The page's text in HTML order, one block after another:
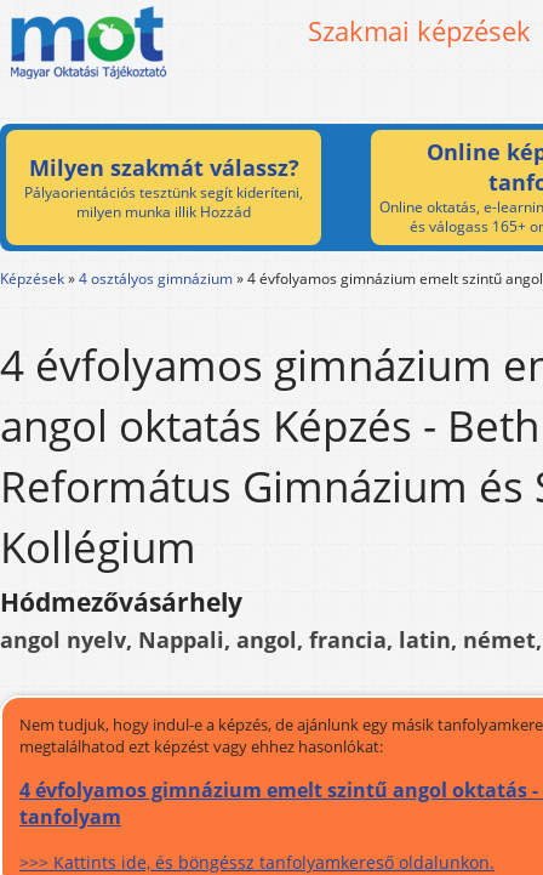
Szakmai képzések
Milyen szakmát válassz?
Pályaorientációs tesztünk segít kideríteni,
milyen munka illik Hozzád
Online
Online oktatás, e-
és válogass 165+
Képzések»4 osztályos gimnázium»4 évfolyamos gimnázium emelt szintű
4 évfolyamos gimnázium
angol oktatás Képzés -
Református Gimnázium és
Kollégium
Hódmezővásárhely
angol nyelv, Nappali, angol, francia, latin, német,
Nem tudjuk, hogy indul-e a képzés, de ajánlunk egy másik
megtalálhatod ezt képzést vagy ehhez hasonlókat:
4 évfolyamos gimnázium emelt szintű angol oktatás -
tanfolyam
>>> Kattints ide, és böngéssz tanfolyamkereső oldalunkon.